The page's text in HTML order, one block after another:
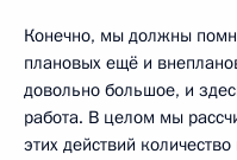
Конечно, мы должны
плановых ещё и
довольно большое, и
работа. В целом мы
этих действий